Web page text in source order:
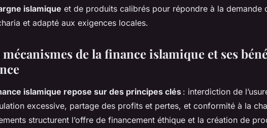
islamique et de produits calibrés pour répondre à la demande
et adapté aux exigences locales.
mécanismes de la finance islamique et ses
islamique repose sur des principes clés: interdiction de
excessive, partage des profits et pertes, et conformité à la
structurent l’offre de financement éthique et la création de